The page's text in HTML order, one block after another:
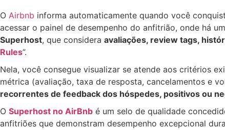
O Airbnb informa automaticamente quando você
acessar o painel de desempenho do anfitrião, onde há
Superhost, que considera avaliações, review tags,
Rules”.
Nela, você consegue visualizar se atende aos critérios
métrica (avaliação, taxa de resposta, cancelamentos e
recorrentes de feedback dos hóspedes, positivos ou
O Superhost no AirBnb é um selo de qualidade
anfitriões que demonstram desempenho excepcional